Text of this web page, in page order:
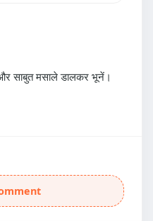
साबुत मसाले डालकर भूनें।